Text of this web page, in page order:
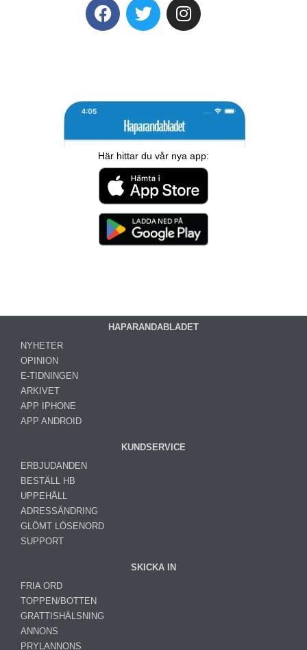
Här hittar du vår nya app:
HAPARANDABLADET
NYHETER
OPINION
E-TIDNINGEN
ARKIVET
APP IPHONE
APP ANDROID
KUNDSERVICE
ERBJUDANDEN
BESTÄLL HB
UPPEHÅLL
ADRESSÄNDRING
GLÖMT LÖSENORD
SUPPORT
SKICKA IN
FRIA ORD
TOPPEN/BOTTEN
GRATTISHÄLSNING
ANNONS
PRYLANNONS